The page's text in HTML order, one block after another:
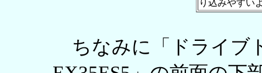
り込みやすい
ちなみに「ドライブ